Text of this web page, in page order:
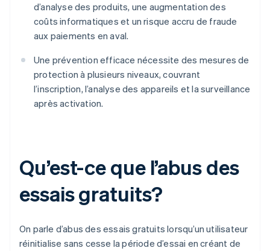
d’analyse des produits, une augmentation des
coûts informatiques et un risque accru de fraude
aux paiements en aval.
Une prévention efficace nécessite des mesures de
protection à plusieurs niveaux, couvrant
l’inscription, l’analyse des appareils et la surveillance
après activation.
Qu’est-ce que l’abus des
essais gratuits?
On parle d’abus des essais gratuits lorsqu’un utilisateur
réinitialise sans cesse la période d’essai en créant de